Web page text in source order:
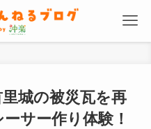
里城の被災瓦を再
サー作り体験！